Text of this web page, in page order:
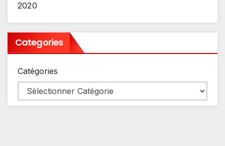
2020
Categories
Catégories